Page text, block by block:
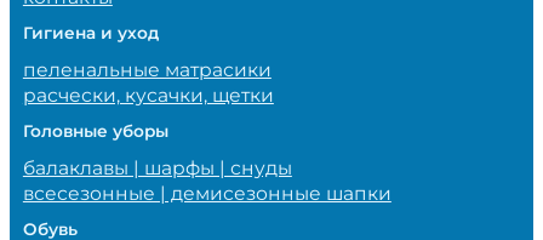
Гигиена и уход
пеленальные матрасики
расчески, кусачки, щетки
Головные уборы
балаклавы | шарфы | снуды
всесезонные | демисезонные шапки
Обувь